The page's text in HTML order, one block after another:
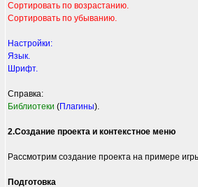
Сортировать по возрастанию.
Сортировать по убыванию.
Настройки:
Язык.
Шрифт.
Справка:
Библиотеки (Плагины).
2.Создание проекта и контекстное меню
Рассмотрим создание проекта на примере
Подготовка